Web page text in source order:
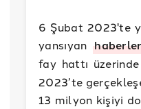
6 Şubat 2023'te
yansıyan
fay hattı
2023’te
13 milyon kişiyi